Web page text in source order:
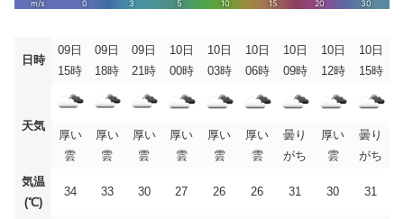
日時
09日
15時
09日
18時
09日
21時
10日
00時
10日
03時
10日
06時
10日
09時
10日
12時
10日
15時
天気
厚い
雲
厚い
雲
厚い
雲
厚い
雲
厚い
雲
厚い
雲
曇り
がち
厚い
雲
曇り
がち
気温
(℃)
34 33 30 27 26 26 31 30 31